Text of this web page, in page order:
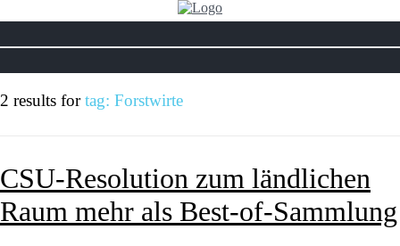
2 results fortag: Forstwirte
CSU-Resolution zum ländlichen
Raum mehr als Best-of-Sammlung